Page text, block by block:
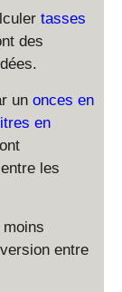
tasses
des
un onces en
en
les
entre